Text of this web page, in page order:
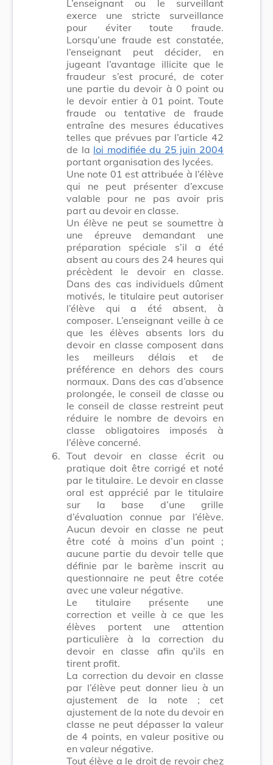
L’enseignant ou le surveillant
exerce une stricte surveillance
pour éviter toute fraude.
Lorsqu’une fraude est constatée,
l’enseignant peut décider, en
jugeant l’avantage illicite que le
fraudeur s’est procuré, de coter
une partie du devoir à 0 point ou
le devoir entier à 01 point. Toute
fraude ou tentative de fraude
entraîne des mesures éducatives
telles que prévues par l’article 42
de la loi modifiée du 25 juin 2004
portant organisation des lycées.
Une note 01 est attribuée à l’élève
qui ne peut présenter d’excuse
valable pour ne pas avoir pris
part au devoir en classe.
Un élève ne peut se soumettre à
une épreuve demandant une
préparation spéciale s’il a été
absent au cours des 24 heures qui
précèdent le devoir en classe.
Dans des cas individuels dûment
motivés, le titulaire peut autoriser
l’élève qui a été absent, à
composer. L’enseignant veille à ce
que les élèves absents lors du
devoir en classe composent dans
les meilleurs délais et de
préférence en dehors des cours
normaux. Dans des cas d’absence
prolongée, le conseil de classe ou
le conseil de classe restreint peut
réduire le nombre de devoirs en
classe obligatoires imposés à
l’élève concerné.
6. Tout devoir en classe écrit ou
pratique doit être corrigé et noté
par le titulaire. Le devoir en classe
oral est apprécié par le titulaire
sur la base d’une grille
d’évaluation connue par l’élève.
Aucun devoir en classe ne peut
être coté à moins d’un point ;
aucune partie du devoir telle que
définie par le barème inscrit au
questionnaire ne peut être cotée
avec une valeur négative.
Le titulaire présente une
correction et veille à ce que les
élèves portent une attention
particulière à la correction du
devoir en classe afin qu'ils en
tirent profit.
La correction du devoir en classe
par l’élève peut donner lieu à un
ajustement de la note ; cet
ajustement de la note du devoir en
classe ne peut dépasser la valeur
de 4 points, en valeur positive ou
en valeur négative.
Tout élève a le droit de revoir chez